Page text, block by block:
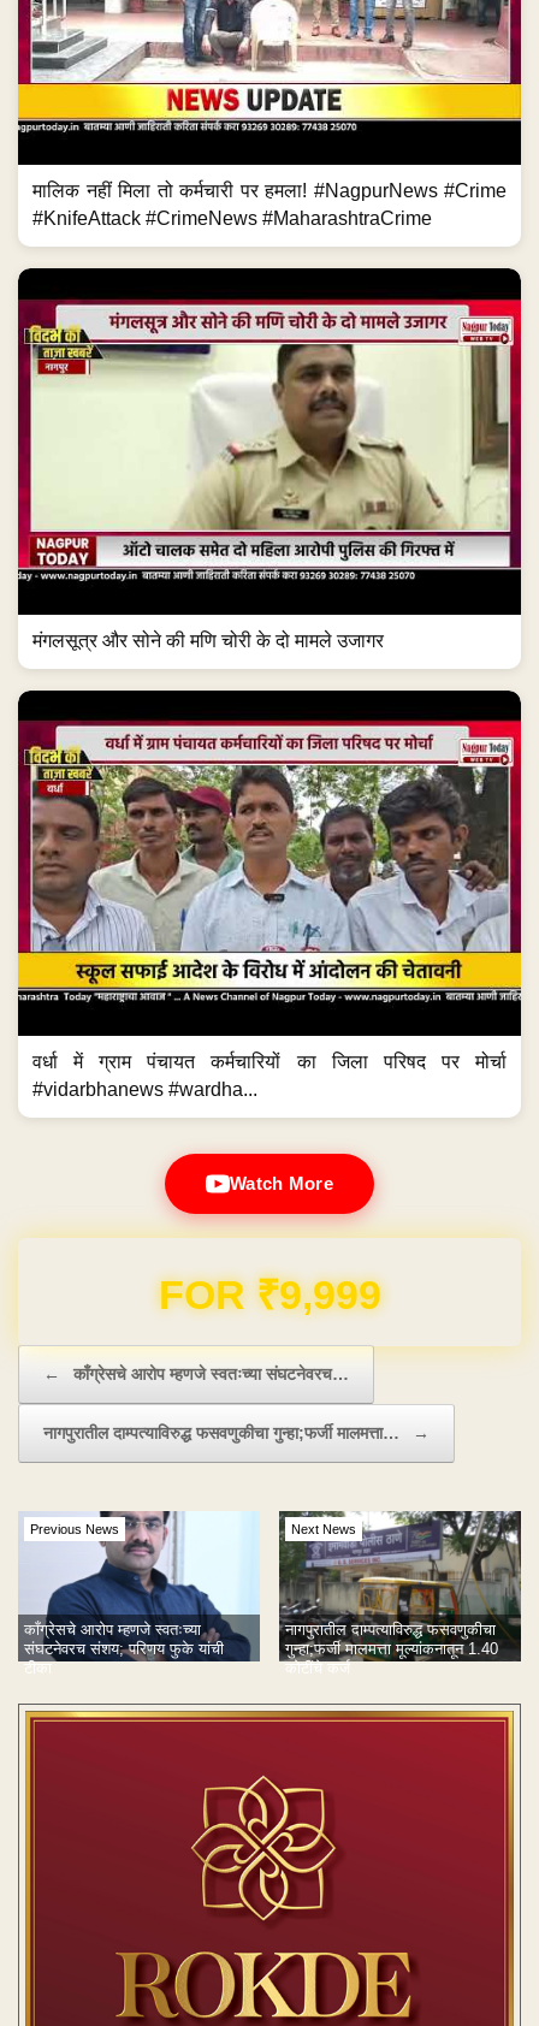
मालिक नहीं मिला तो कर्मचारी पर हमला! #NagpurNews #Crime
#KnifeAttack #CrimeNews #MaharashtraCrime
मंगलसूत्र और सोने की मणि चोरी के दो मामले उजागर
वर्धा में ग्राम पंचायत कर्मचारियों का जिला परिषद पर मोर्चा
#vidarbhanews #wardha...
Watch More
Domain & Hosting FREE for 1 Year
← काँग्रेसचे आरोप म्हणजे स्वतःच्या संघटनेवरच…
नागपुरातील दाम्पत्याविरुद्ध फसवणुकीचा गुन्हा;फर्जी मालमत्ता… →
Previous News
काँग्रेसचे आरोप म्हणजे स्वतःच्या
संघटनेवरच संशय; परिणय फुके यांची
टीका
Next News
नागपुरातील दाम्पत्याविरुद्ध फसवणुकीचा
गुन्हा;फर्जी मालमत्ता मूल्यांकनातून 1.40
कोटींचे कर्ज